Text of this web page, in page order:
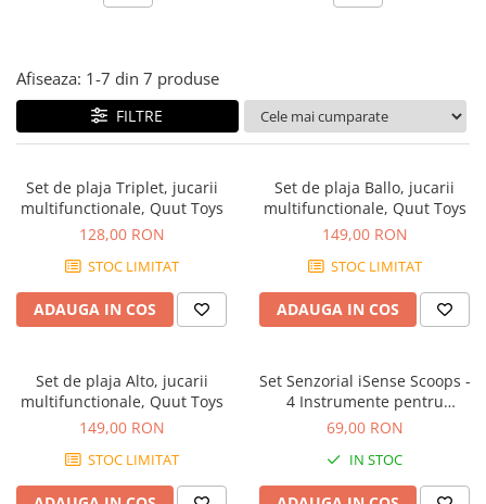
Jocuri de rol
Jocuri inteligenta si memorie
Jocuri dezvoltare emotionala
Jucarii din lemn
Jocuri si jucarii stiinta
Jucarii si jocuri Montessori
Jocuri de relaxare
Ceasuri copii
Jocuri de cooperare
Jocuri dezvoltarea imaginatiei
Jocuri geografie
Cărți educative pentru copii
Afiseaza: 1-7 din 7 produse
FILTRE
Set de plaja Triplet, jucarii
multifunctionale, Quut Toys
128,00 RON
STOC LIMITAT
ADAUGA IN COS
Set de plaja Ballo, jucarii
multifunctionale, Quut Toys
149,00 RON
STOC LIMITAT
ADAUGA IN COS
Set de plaja Alto, jucarii
multifunctionale, Quut Toys
149,00 RON
STOC LIMITAT
Set Senzorial iSense Scoops -
4 Instrumente pentru
Turnare, Cernere si Explorare,
69,00 RON
IN STOC